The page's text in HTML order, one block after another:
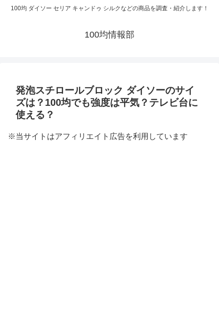
100均 ダイソー セリア キャンドゥ シルクなどの商品を調査・紹介します！
100均情報部
発泡スチロールブロック ダイソーのサイ
ズは？100均でも強度は平気？テレビ台に
使える？
※当サイトはアフィリエイト広告を利用しています